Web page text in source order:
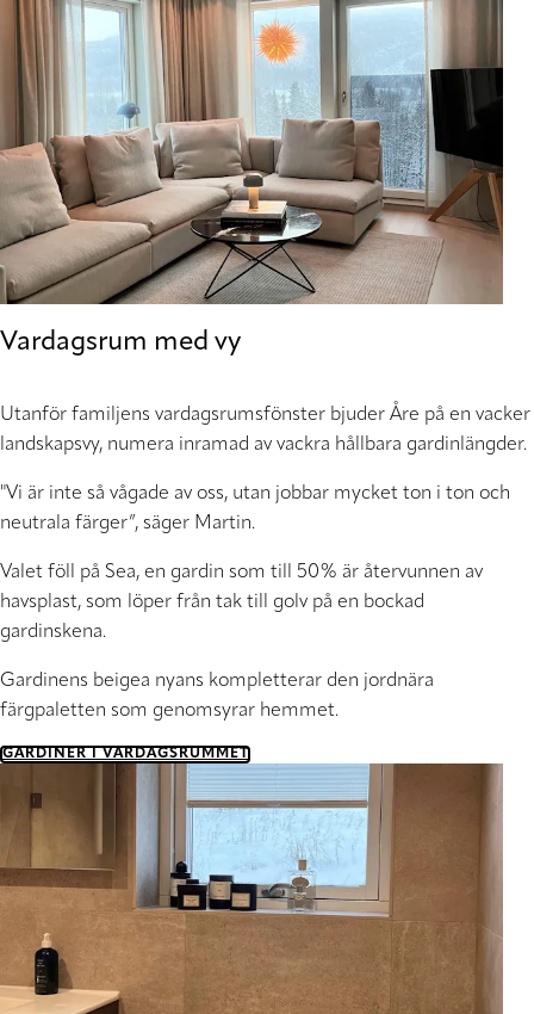
Vardagsrum med vy
Utanför familjens vardagsrumsfönster bjuder Åre på en vacker
landskapsvy, numera inramad av vackra hållbara gardinlängder.
"Vi är inte så vågade av oss, utan jobbar mycket ton i ton och
neutrala färger”, säger Martin.
Valet föll på Sea, en gardin som till 50% är återvunnen av
havsplast, som löper från tak till golv på en bockad
gardinskena.
Gardinens beigea nyans kompletterar den jordnära
färgpaletten som genomsyrar hemmet.
GARDINER I VARDAGSRUMMET